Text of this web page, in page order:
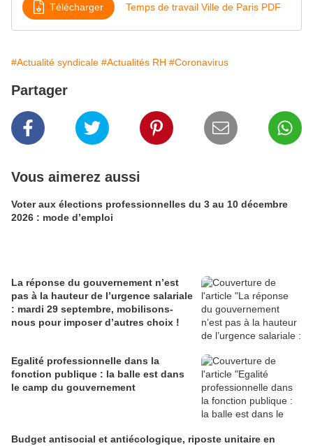
Télécharger Temps de travail Ville de Paris PDF
#Actualité syndicale #Actualités RH #Coronavirus
Partager
Vous aimerez aussi
Voter aux élections professionnelles du 3 au 10 décembre
2026 : mode d’emploi
La réponse du gouvernement n’est
pas à la hauteur de l’urgence salariale
: mardi 29 septembre, mobilisons-
nous pour imposer d’autres choix !
Egalité professionnelle dans la
fonction publique : la balle est dans
le camp du gouvernement
Budget antisocial et antiécologique, riposte unitaire en